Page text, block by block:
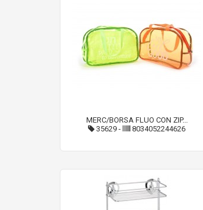
MERC/BORSA FLUO CON ZIP...
35629 - 8034052244626